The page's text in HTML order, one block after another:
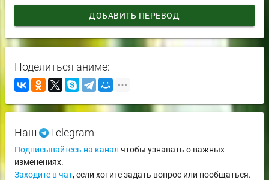
ДОБАВИТЬ ПЕРЕВОД
Поделиться аниме:
Наш Telegram
Подписывайтесь на канал чтобы узнавать о важных
изменениях.
Заходите в чат, если хотите задать вопрос или пообщаться.